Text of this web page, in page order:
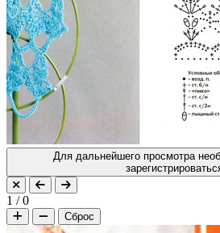
Для дальнейшего просмотра необходимо войти или
1 /0
Сброс